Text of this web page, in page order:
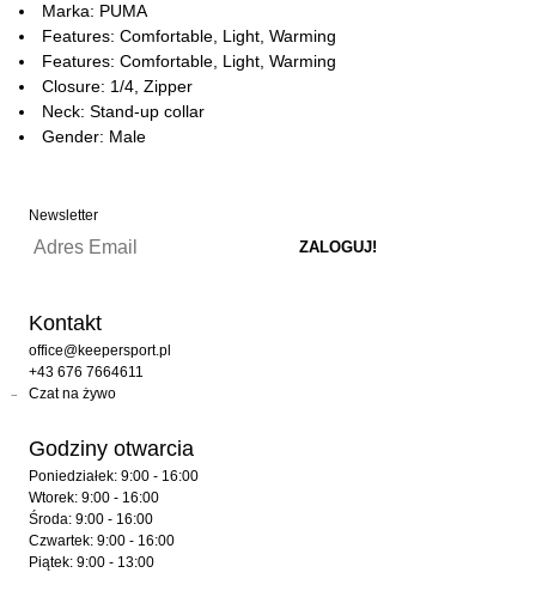
Marka: PUMA
Features: Comfortable, Light, Warming
Features: Comfortable, Light, Warming
Closure: 1/4, Zipper
Neck: Stand-up collar
Gender: Male
Newsletter
Kontakt
office@keepersport.pl
+43 676 7664611
Czat na żywo
Godziny otwarcia
Poniedziałek: 9:00 - 16:00
Wtorek: 9:00 - 16:00
Środa: 9:00 - 16:00
Czwartek: 9:00 - 16:00
Piątek: 9:00 - 13:00